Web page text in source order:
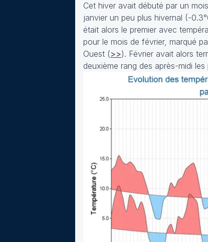
Cet hiver avait débuté par un
janvier un peu plus hivernal (-
était alors le premier avec
pour le mois de février, marqué
Ouest (>>). Février avait alors
deuxième rang des après-midi